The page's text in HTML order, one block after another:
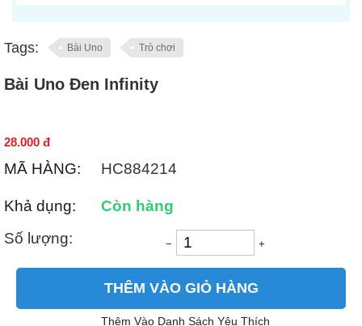
Tags: Bài Uno Trò chơi
Bài Uno Đen Infinity
28.000 đ
MÃ HÀNG: HC884214
Khả dụng:
Còn hàng
Số lượng:
− +
THÊM VÀO GIỎ HÀNG
Thêm Vào Danh Sách Yêu Thích